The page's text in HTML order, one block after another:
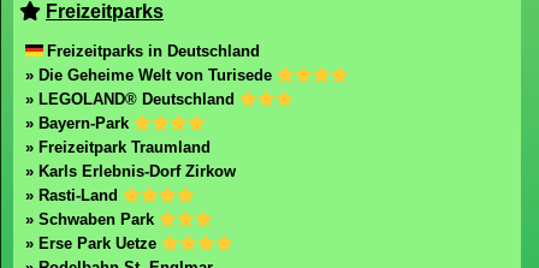
Freizeitparks
Freizeitparks in Deutschland
» Die Geheime Welt von Turisede
» LEGOLAND® Deutschland
» Bayern-Park
» Freizeitpark Traumland
» Karls Erlebnis-Dorf Zirkow
» Rasti-Land
» Schwaben Park
» Erse Park Uetze